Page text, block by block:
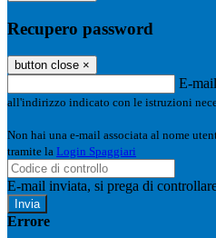
Recupero password
button close ×
E-mail
all'indirizzo indicato con le istruzioni
Non hai una e-mail associata al nome
tramite la Login Spaggiari
E-mail inviata, si prega di
Errore